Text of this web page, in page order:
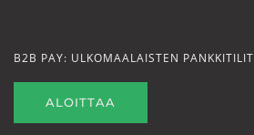
B2B PAY: ULKOMAALAISTEN PANKKITILIT
ALOITTAA